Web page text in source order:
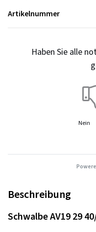
Artikelnummer
Haben Sie alle
Nein
Beschreibung
Schwalbe AV19 29